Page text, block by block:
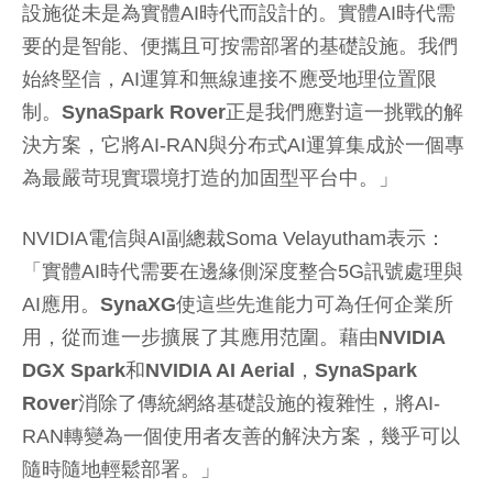
設施從未是為實體AI時代而設計的。實體AI時代需
要的是智能、便攜且可按需部署的基礎設施。我們
始終堅信，AI運算和無線連接不應受地理位置限
制。 SynaSpark Rover正是我們應對這一挑戰的解
決方案，它將AI-RAN與分布式AI運算集成於一個專
為最嚴苛現實環境打造的加固型平台中。」
NVIDIA電信與AI副總裁Soma Velayutham表示：
「實體AI時代需要在邊緣側深度整合5G訊號處理與
AI應用。 SynaXG使這些先進能力可為任何企業所
用，從而進一步擴展了其應用范圍。藉由NVIDIA
DGX Spark和NVIDIA AI Aerial ， SynaSpark
Rover消除了傳統網絡基礎設施的複雜性，將AI-
RAN轉變為一個使用者友善的解決方案，幾乎可以
隨時隨地輕鬆部署。」